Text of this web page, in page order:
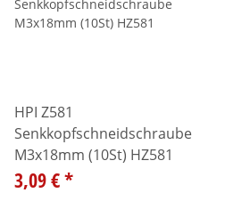
HPI Z581
Senkkopfschneidschraube
M3x18mm (10St) HZ581
3,09 €*